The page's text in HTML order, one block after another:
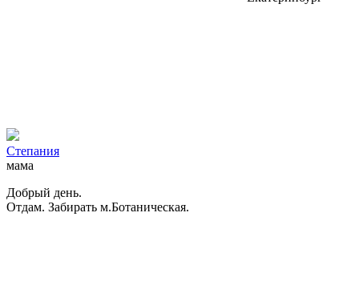
Степания
мама
Добрый день.
Отдам. Забирать м.Ботаническая.